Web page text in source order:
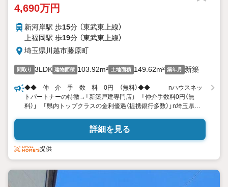
4,690万円
新河岸駅 歩15分 （東武東上線）
上福岡駅 歩19分 （東武東上線）
埼玉県川越市藤原町
間取り 3LDK 建物面積 103.92m² 土地面積 149.62m² 築年月 新築
◆◆ 仲 介 手 数 料 0円 （無料）◆◆ nハウスネッ
トパートナーの特徴→「新築戸建専門店」 「仲介手数料0円（無
料）」 「県内トップクラスの金利優遇（提携銀行多数）」n埼玉県内3
『仲介手数料無料』でご紹介 仲介手数料とは？nA.不動産仲介会
社にお支払いする手数料（諸費用の一部）です。n例）物件価格3000
万円の場合・・約105万円→ハウスネットパートナーは『0円』n物
件価格4000万円の場合・・約138万円→ハウスネットパートナー
は『0円』n物件価格5000万円の場合・・約171万円→ハウスネット
パートナーは『0円』n 仲 介
手 数 料 無
詳細を見る
提供